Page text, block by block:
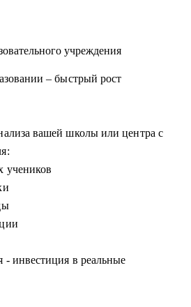
учреждения
– быстрый рост
вашей школы или центра с
учеников
- инвестиция в реальные